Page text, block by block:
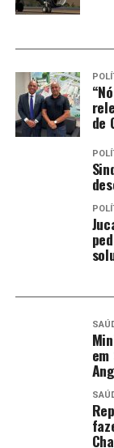
prestação
No mesmo
destacou a
do corpo
renome
como teoria do
saúde e
atuação
pesquisas com
Segundo ele,
também
“Além da troca
diálogo muito
membros do
o que contribui
completas para
“A temática do
relevantíssima
função social
de